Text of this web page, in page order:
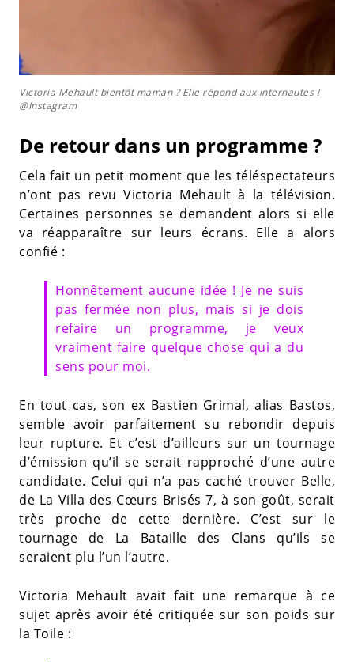
Victoria Mehault bientôt maman ? Elle répond aux internautes !
@Instagram
De retour dans un programme ?
Cela fait un petit moment que les téléspectateurs
n’ont pas revu Victoria Mehault à la télévision.
Certaines personnes se demandent alors si elle
va réapparaître sur leurs écrans. Elle a alors
confié :
Honnêtement aucune idée ! Je ne suis
pas fermée non plus, mais si je dois
refaire un programme, je veux
vraiment faire quelque chose qui a du
sens pour moi.
En tout cas, son ex Bastien Grimal, alias Bastos,
semble avoir parfaitement su rebondir depuis
leur rupture. Et c’est d’ailleurs sur un tournage
d’émission qu’il se serait rapproché d’une autre
candidate. Celui qui n’a pas caché trouver Belle,
de La Villa des Cœurs Brisés 7, à son goût, serait
très proche de cette dernière. C’est sur le
tournage de La Bataille des Clans qu’ils se
seraient plu l’un l’autre.
Victoria Mehault avait fait une remarque à ce
sujet après avoir été critiquée sur son poids sur
la Toile :